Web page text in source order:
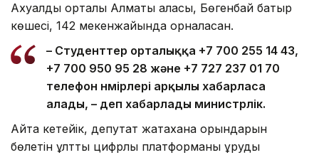
Ахуалдық орталық Алматы қаласы, Бөгенбай батыр
көшесі, 142 мекенжайында орналасқан.
– Студенттер орталыққа +7 700 255 14 43,
+7 700 950 95 28 және +7 727 237 01 70
телефон нөмірлері арқылы хабарласа
алады, – деп хабарлады министрлік.
Айта кетейік, депутат жатақхана орындарын
бөлетін ұлттық цифрлық платформаны құруды